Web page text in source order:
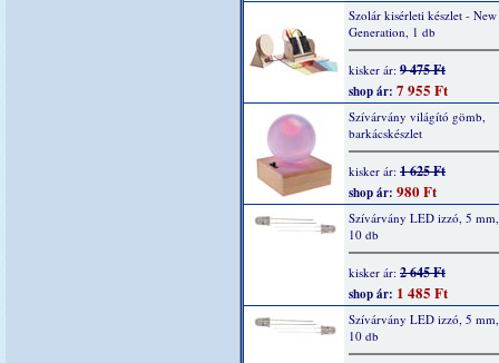
Szolár kisérleti készlet - New
Generation, 1 db
kisker ár: 9 475 Ft
shop ár: 7 955 Ft
Szívárvány világító gömb,
barkácskészlet
kisker ár: 1 625 Ft
shop ár: 980 Ft
Szívárvány LED izzó, 5
10 db
kisker ár: 2 645 Ft
shop ár: 1 485 Ft
Szívárvány LED izzó, 5
10 db